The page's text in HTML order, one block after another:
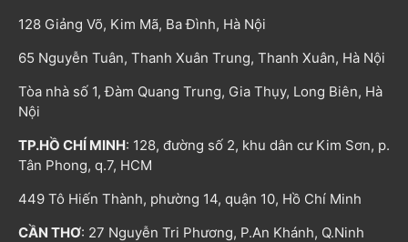
128 Giảng Võ, Kim Mã, Ba Đình, Hà Nội
65 Nguyễn Tuân, Thanh Xuân Trung, Thanh Xuân, Hà Nội
Tòa nhà số 1, Đàm Quang Trung, Gia Thụy, Long Biên, Hà
Nội
TP.HỒ CHÍ MINH: 128, đường số 2, khu dân cư Kim Sơn, p.
Tân Phong, q.7, HCM
449 Tô Hiến Thành, phường 14, quận 10, Hồ Chí Minh
CẦN THƠ: 27 Nguyễn Tri Phương, P.An Khánh, Q.Ninh